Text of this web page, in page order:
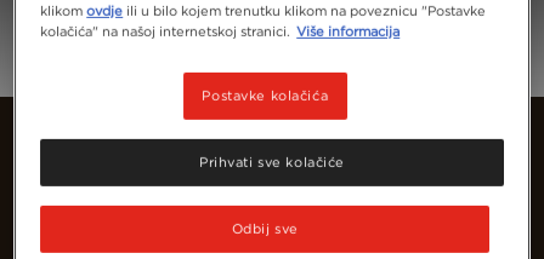
klikomovdje ili u bilo kojem trenutku klikom na poveznicu "Postavke
kolačića" na našoj internetskoj stranici. Više informacija
Postavke kolačića
Odbij sve
Prihvati sve kolačiće